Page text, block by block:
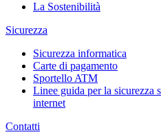
La Sostenibilità
Sicurezza
Sicurezza informatica
Carte di pagamento
Sportello ATM
Linee guida per la sicurezza
internet
Contatti